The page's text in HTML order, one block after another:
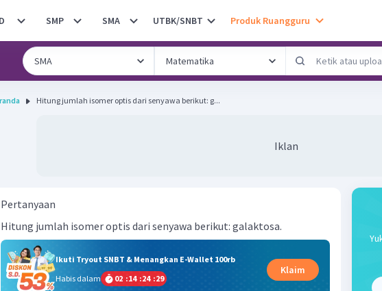
SMP SMA UTBK/SNBT Produk Ruangguru
Hitung jumlah isomer optis dari senyawa berikut: g...
Iklan
Pertanyaan
Hitung jumlah isomer optis dari senyawa berikut: galaktosa.
Ikuti Tryout SNBT & Menangkan E-Wallet 100rb
Habis dalam
02 :14 :24 :29
Klaim